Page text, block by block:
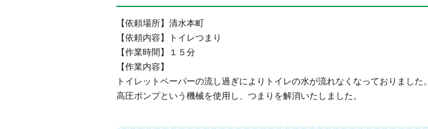
【依頼場所】清水本町
【依頼内容】トイレつまり
【作業時間】１５分
【作業内容】
トイレットペーパーの流し過ぎによりトイレの水が流れなくなっておりました。
高圧ポンプという機械を使用し、つまりを解消いたしました。